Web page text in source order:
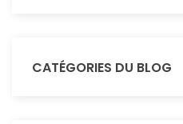
CATÉGORIES DU BLOG